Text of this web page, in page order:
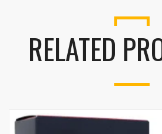
RELATED